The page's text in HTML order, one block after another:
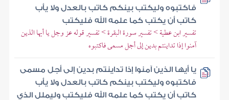
فاكتبوه وليكتب بينكم كاتب بالعدل ولا يأب
كاتب أن يكتب كما علمه الله فليكتب
تفسير ابن عطية > تفسير سورة البقرة > تفسير قوله عز وجل يا أيها الذين
آمنوا إذا تداينتم بدين إلى أجل مسمى فاكتبوه
يا أيها الذين آمنوا إذا تداينتم بدين إلى أجل مسمى
فاكتبوه وليكتب بينكم كاتب بالعدل ولا يأب
كاتب أن يكتب كما علمه الله فليكتب وليملل الذي